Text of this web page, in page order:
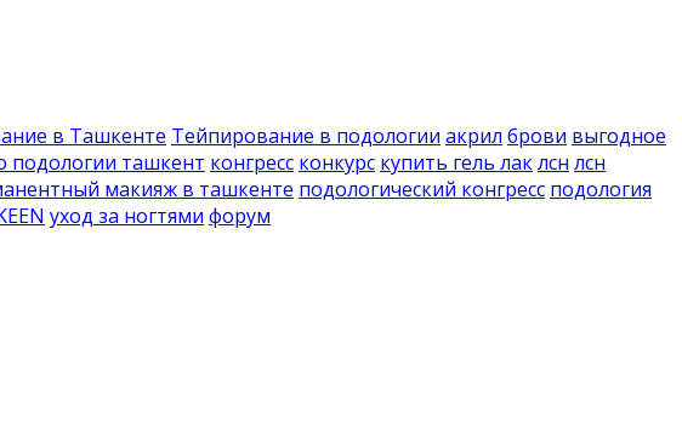
в Ташкенте Тейпирование в подологии акрил брови выгодное
подологии ташкент конгресс конкурс купить гель лаклсн лсн
макияж в ташкенте подологический конгресс подология
уход за ногтями форум